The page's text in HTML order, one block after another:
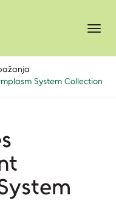
System Collection